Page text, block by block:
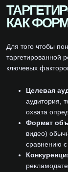
КАК
Для того чтобы
таргетированной
ключевых
Целевая
аудитория,
охвата
Формат
видео)
сравнению с